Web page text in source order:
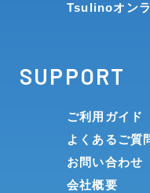
Tsulinoオン
SUPPORT
ご利用ガイド
よくあるご質
お問い合わせ
会社概要